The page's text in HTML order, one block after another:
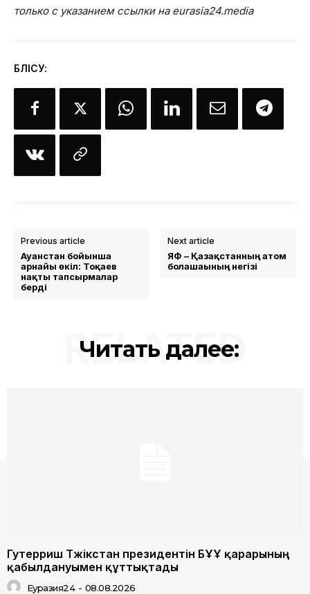
только с указанием ссылки на eurasia24.media
БӨЛІСУ:
Previous article
Ауғанстан бойынша
арнайы өкіл: Тоқаев
нақты тапсырмалар
берді
Next article
ЯФ – Қазақстанның атом
болашағының негізі
Читать далее:
RELATED
Гутерриш Тәжікстан президентін БҰҰ қарарының
қабылдануымен құттықтады
Еуразия24 - 08.08.2026